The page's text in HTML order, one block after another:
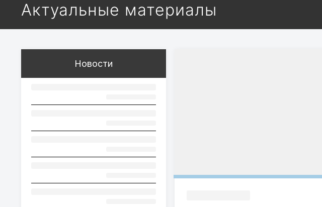
Актуальные материалы
Новости